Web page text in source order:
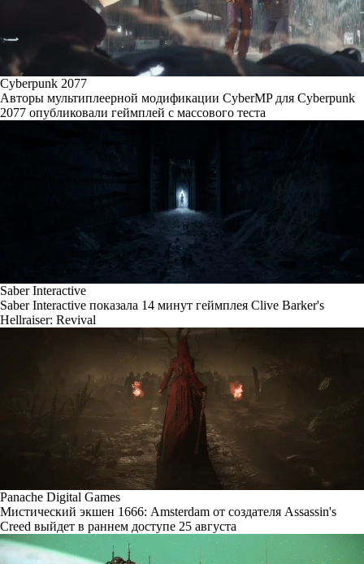
Cyberpunk 2077
Авторы мультиплеерной модификации CyberMP для Cyberpunk
2077 опубликовали геймплей с массового теста
Saber Interactive
Saber Interactive показала 14 минут геймплея Clive Barker's
Hellraiser: Revival
Panache Digital Games
Мистический экшен 1666: Amsterdam от создателя Assassin's
Creed выйдет в раннем доступе 25 августа